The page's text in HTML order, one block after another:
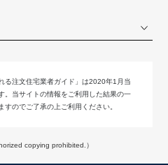
る注文住宅業者ガイド」は2020年1月当
。当サイトの情報をご利用した結果の一
のでご了承の上ご利用ください。
copying prohibited.）